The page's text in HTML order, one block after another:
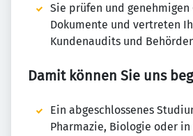
Sie prüfen und genehmigen
Dokumente und vertreten
Kundenaudits und
Damit können Sie uns
Ein abgeschlossenes
Pharmazie, Biologie oder